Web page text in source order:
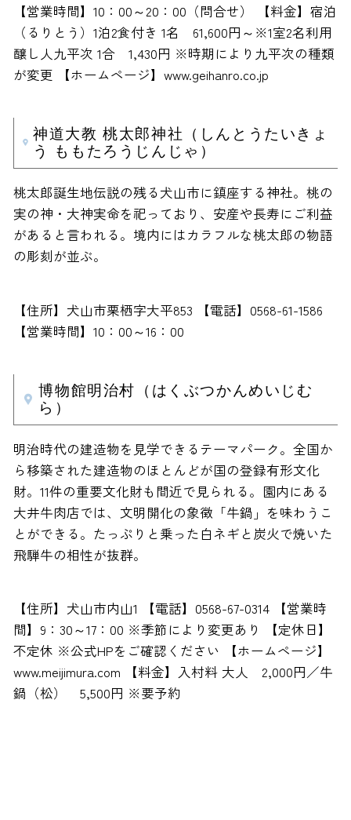
【営業時間】10：00～20：00（問合せ） 【料金】宿泊
（るりとう）1泊2食付き 1名 61,600円～※1室2名利用
醸し人九平次 1合 1,430円 ※時期により九平次の種類
が変更 【ホームページ】www.geihanro.co.jp
神道大教 桃太郎神社（しんとうたいきょ
う ももたろうじんじゃ）
桃太郎誕生地伝説の残る犬山市に鎮座する神社。桃の
実の神・大神実命を祀っており、安産や長寿にご利益
があると言われる。境内にはカラフルな桃太郎の物語
の彫刻が並ぶ。
【住所】犬山市栗栖字大平853 【電話】0568-61-1586
【営業時間】10：00～16：00
博物館明治村（はくぶつかんめいじむ
ら）
明治時代の建造物を見学できるテーマパーク。全国か
ら移築された建造物のほとんどが国の登録有形文化
財。11件の重要文化財も間近で見られる。園内にある
大井牛肉店では、文明開化の象徴「牛鍋」を味わうこ
とができる。たっぷりと乗った白ネギと炭火で焼いた
飛騨牛の相性が抜群。
【住所】犬山市内山1 【電話】0568-67-0314 【営業時
間】9：30～17：00 ※季節により変更あり 【定休日】
不定休 ※公式HPをご確認ください 【ホームページ】
www.meijimura.com 【料金】入村料 大人 2,000円／牛
鍋（松） 5,500円 ※要予約